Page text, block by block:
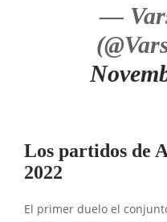
—
Los partidos de
2022
El primer duelo el